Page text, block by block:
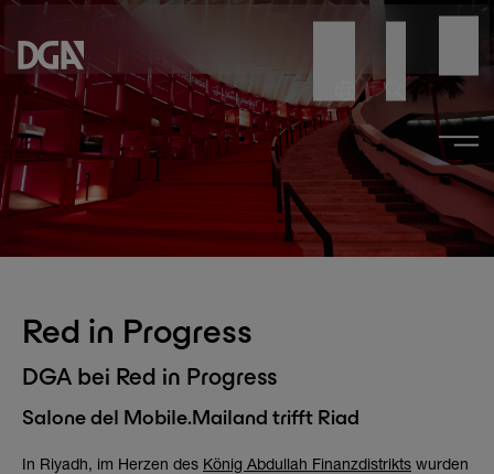
Red in Progress
DGA bei Red in Progress
Salone del Mobile.Mailand trifft Riad
In Riyadh, im Herzen des König Abdullah Finanzdistrikts wurden